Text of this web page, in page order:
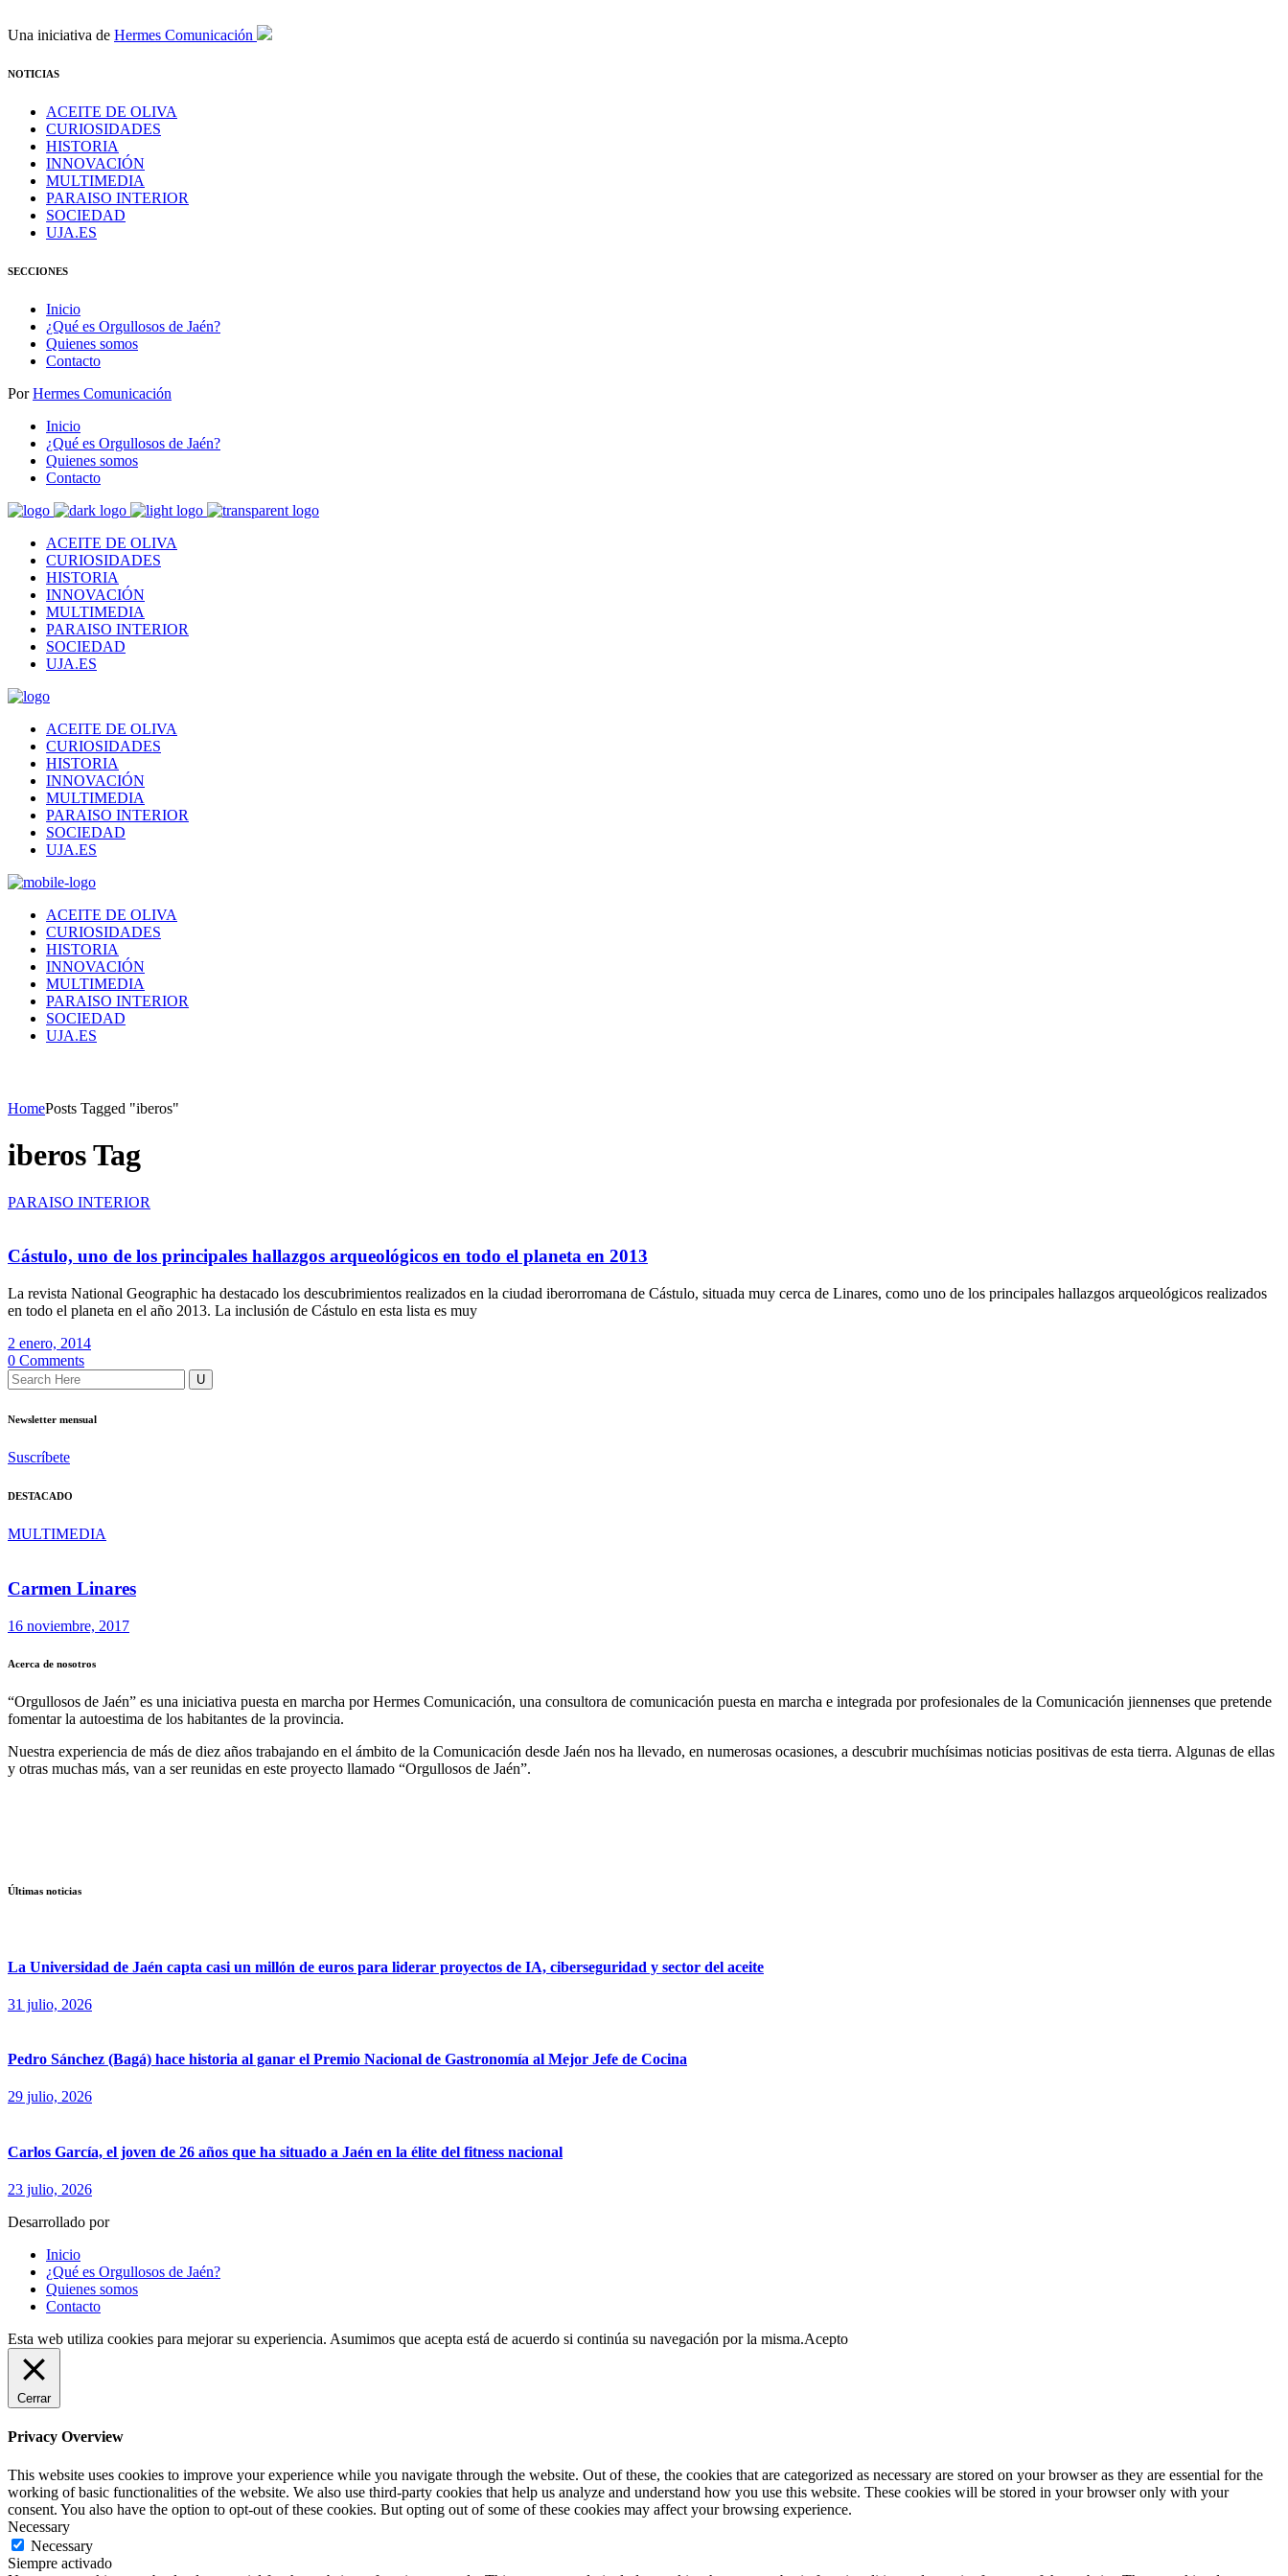
Una iniciativa de Hermes Comunicación
NOTICIAS
ACEITE DE OLIVA
CURIOSIDADES
HISTORIA
INNOVACIÓN
MULTIMEDIA
PARAISO INTERIOR
SOCIEDAD
UJA.ES
SECCIONES
Inicio
¿Qué es Orgullosos de Jaén?
Quienes somos
Contacto
PorHermes Comunicación
Inicio
¿Qué es Orgullosos de Jaén?
Quienes somos
Contacto
ACEITE DE OLIVA
CURIOSIDADES
HISTORIA
INNOVACIÓN
MULTIMEDIA
PARAISO INTERIOR
SOCIEDAD
UJA.ES
ACEITE DE OLIVA
CURIOSIDADES
HISTORIA
INNOVACIÓN
MULTIMEDIA
PARAISO INTERIOR
SOCIEDAD
UJA.ES
ACEITE DE OLIVA
CURIOSIDADES
HISTORIA
INNOVACIÓN
MULTIMEDIA
PARAISO INTERIOR
SOCIEDAD
UJA.ES
HomePosts Tagged "iberos"
iberos Tag
PARAISO INTERIOR
Cástulo, uno de los principales hallazgos arqueológicos en todo el planeta en 2013
La revista National Geographic ha destacado los descubrimientos realizados en la ciudad iberorromana de Cástulo, situada muy cerca de Linares, como uno de los principales hallazgos arqueológicos realizados
en todo el planeta en el año 2013. La inclusión de Cástulo en esta lista es muy
2 enero, 2014
0 Comments
Newsletter mensual
Suscríbete
DESTACADO
MULTIMEDIA
Carmen Linares
16 noviembre, 2017
Acerca de nosotros
“Orgullosos de Jaén” es una iniciativa puesta en marcha por Hermes Comunicación, una consultora de comunicación puesta en marcha e integrada por profesionales de la Comunicación jiennenses que pretende
fomentar la autoestima de los habitantes de la provincia.
Nuestra experiencia de más de diez años trabajando en el ámbito de la Comunicación desde Jaén nos ha llevado, en numerosas ocasiones, a descubrir muchísimas noticias positivas de esta tierra. Algunas de ellas
y otras muchas más, van a ser reunidas en este proyecto llamado “Orgullosos de Jaén”.
Últimas noticias
La Universidad de Jaén capta casi un millón de euros para liderar proyectos de IA, ciberseguridad y sector del aceite
31 julio, 2026
Pedro Sánchez (Bagá) hace historia al ganar el Premio Nacional de Gastronomía al Mejor Jefe de Cocina
29 julio, 2026
Carlos García, el joven de 26 años que ha situado a Jaén en la élite del fitness nacional
23 julio, 2026
Desarrollado por
Inicio
¿Qué es Orgullosos de Jaén?
Quienes somos
Contacto
Esta web utiliza cookies para mejorar su experiencia. Asumimos que acepta está de acuerdo si continúa su navegación por la misma.Acepto
Cerrar
Privacy Overview
This website uses cookies to improve your experience while you navigate through the website. Out of these, the cookies that are categorized as necessary are stored on your browser as they are essential for the
working of basic functionalities of the website. We also use third-party cookies that help us analyze and understand how you use this website. These cookies will be stored in your browser only with your
consent. You also have the option to opt-out of these cookies. But opting out of some of these cookies may affect your browsing experience.
Necessary
Necessary
Siempre activado